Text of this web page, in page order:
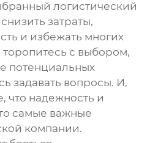
логистический
затраты,
и избежать многих
с выбором,
потенциальных
задавать вопросы. И,
что надежность и
самые важные
компании.